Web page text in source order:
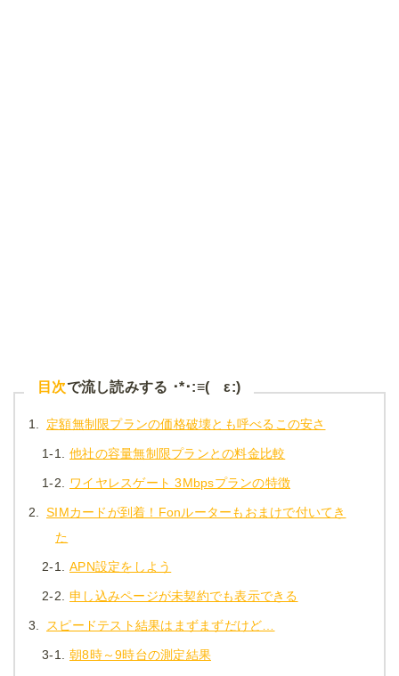
目次で流し読みする ･*･:≡( ε:)
1. 定額無制限プランの価格破壊とも呼べるこの安さ
1-1. 他社の容量無制限プランとの料金比較
1-2. ワイヤレスゲート 3Mbpsプランの特徴
2.
SIMカードが到着！Fonルーターもおまけで付いてき
た
2-1. APN設定をしよう
2-2. 申し込みページが未契約でも表示できる
3. スピードテスト結果はまずまずだけど…
3-1. 朝8時～9時台の測定結果